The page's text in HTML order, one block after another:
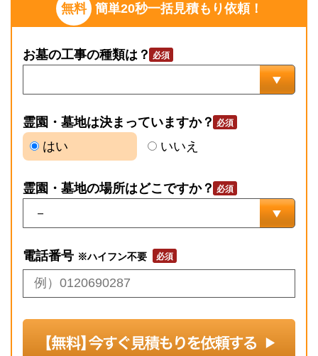
無料 簡単20秒一括見積もり依頼！
お墓の工事の種類は？
霊園・墓地は決まっていますか？
はい
いいえ
霊園・墓地の場所はどこですか？
電話番号 ※ハイフン不要